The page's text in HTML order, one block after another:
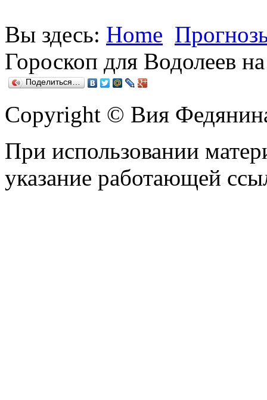
Вы здесь: Home
Гороскоп для Водолеев
Поделиться…
Copyright © Вия
При использовании
указание работающей